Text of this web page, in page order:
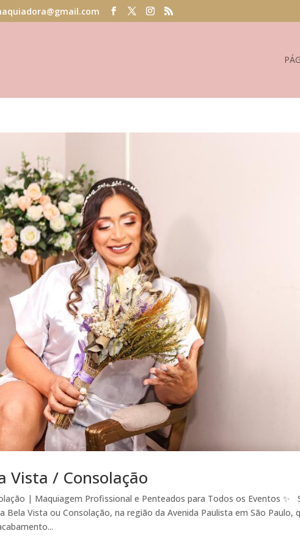
Vista / Consolação
| Maquiagem Profissional e Penteados para Todos os Eventos ✨
Bela Vista ou Consolação, na região da Avenida Paulista em São Paulo,